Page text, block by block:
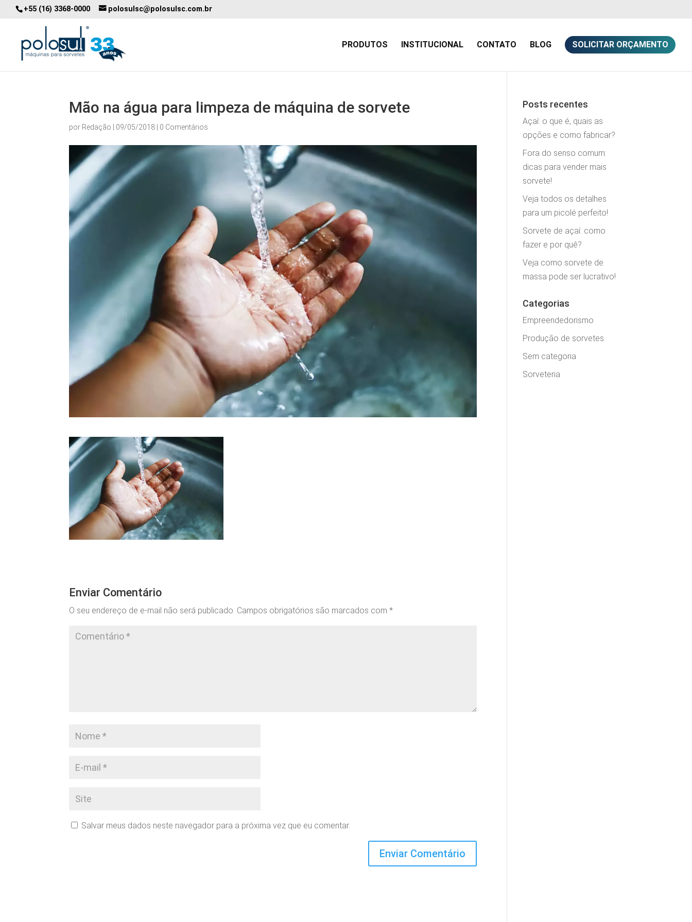
+55 (16) 3368-0000 polosulsc@polosulsc.com.br
PRODUTOS INSTITUCIONAL CONTATO BLOG SOLICITAR ORÇAMENTO
Mão na água para limpeza de máquina de sorvete
por Redação 09/05/2018 0 Comentários
Enviar Comentário
O seu endereço de e-mail não será publicado. Campos obrigatórios são marcados com*
Salvar meus dados neste navegador para a próxima vez que eu comentar.
Posts recentes
Açaí: o que é, quais as
opções e como fabricar?
Fora do senso comum:
dicas para vender mais
sorvete!
Veja todos os detalhes
para um picolé perfeito!
Sorvete de açaí: como
fazer e por quê?
Veja como sorvete de
massa pode ser lucrativo!
Categorias
Empreendedorismo
Produção de sorvetes
Sem categoria
Sorveteria